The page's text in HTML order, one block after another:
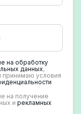
на обработку
данных,
принимаю условия
на получение
и рекламных